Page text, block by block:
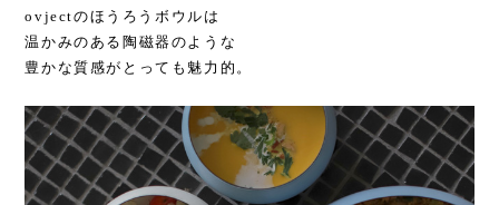
ovjectのほうろうボウルは
温かみのある陶磁器のような
豊かな質感がとっても魅力的。